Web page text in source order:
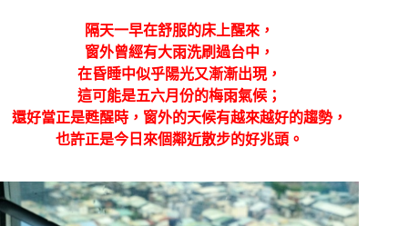
隔天一早在舒服的床上醒來，
窗外曾經有大雨洗刷過台中，
在昏睡中似乎陽光又漸漸出現，
這可能是五六月份的梅雨氣候；
還好當正是甦醒時，窗外的天候有越來越好的趨勢，
也許正是今日來個鄰近散步的好兆頭。